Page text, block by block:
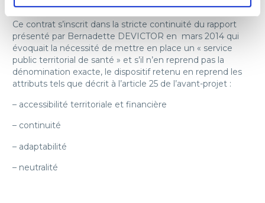
Ce contrat s’inscrit dans la stricte continuité du rapport
présenté par Bernadette DEVICTOR en mars 2014 qui
évoquait la nécessité de mettre en place un « service
public territorial de santé » et s’il n’en reprend pas la
dénomination exacte, le dispositif retenu en reprend les
attributs tels que décrit à l’article 25 de l’avant-projet :
– accessibilité territoriale et financière
– continuité
– adaptabilité
– neutralité